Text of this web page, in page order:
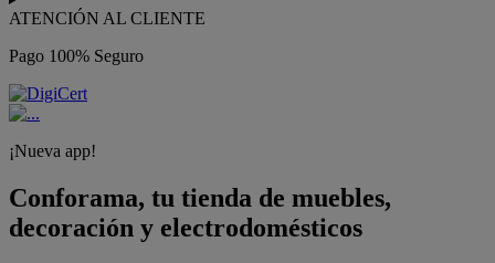
ATENCIÓN AL CLIENTE
Pago 100% Seguro
¡Nueva app!
Conforama, tu tienda de muebles,
decoración y electrodomésticos